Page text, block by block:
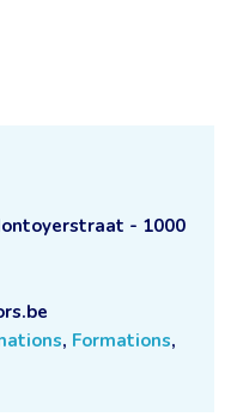
- 1000
, Formations,